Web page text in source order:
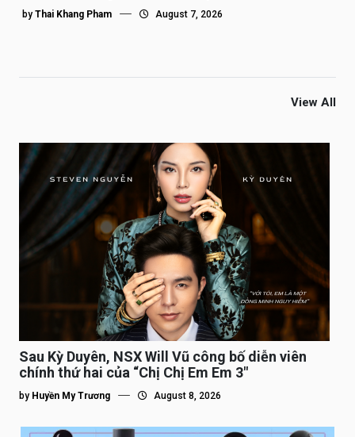
by Thai Khang Pham August 7, 2026
View All
Sau Kỳ Duyên, NSX Will Vũ công bố diễn viên
chính thứ hai của “Chị Chị Em Em 3″
by Huyền My Trương August 8, 2026